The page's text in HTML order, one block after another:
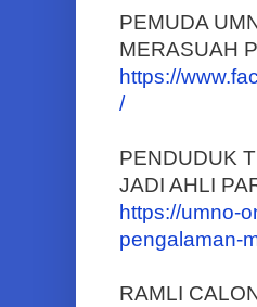
PEMUDA
MERASUAH
https://
/
PENDUDUK
JADI AHLI
https://umno-
pengalaman-
RAMLI